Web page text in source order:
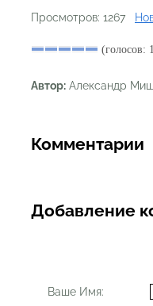
Просмотров: 1267
(голосов:
Автор: Александр
Комментарии
Добавление
Ваше Имя: